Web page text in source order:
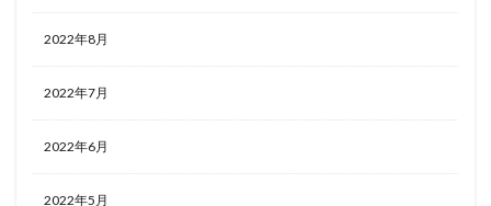
2022年8月
2022年7月
2022年6月
2022年5月